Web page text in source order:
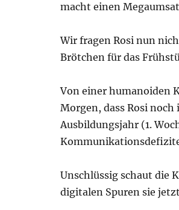
macht einen
Wir fragen Rosi nun
Brötchen für das
Von einer humanoiden
Morgen, dass Rosi
Ausbildungsjahr (1.
Unschlüssig schaut die
digitalen Spuren sie